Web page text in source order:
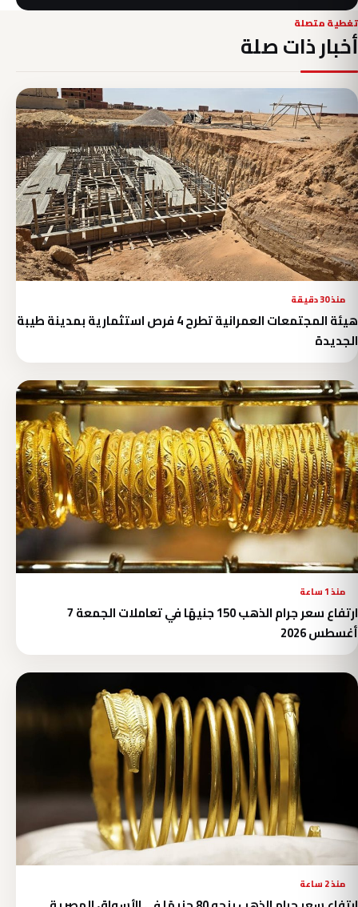
تغطية متصلة
أخبار ذات صلة
منذ 30 دقيقة
هيئة المجتمعات العمرانية تطرح 4 فرص استثمارية بمدينة طيبة
الجديدة
منذ 1 ساعة
ارتفاع سعر جرام الذهب 150 جنيهًا في تعاملات الجمعة 7
أغسطس 2026
منذ 2 ساعة